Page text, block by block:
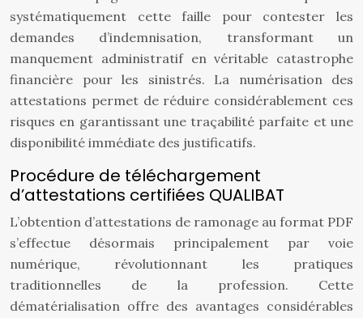
systématiquement cette faille pour contester les
demandes d’indemnisation, transformant un
manquement administratif en véritable catastrophe
financière pour les sinistrés. La numérisation des
attestations permet de réduire considérablement ces
risques en garantissant une traçabilité parfaite et une
disponibilité immédiate des justificatifs.
Procédure de téléchargement
d’attestations certifiées QUALIBAT
L’obtention d’attestations de ramonage au format PDF
s’effectue désormais principalement par voie
numérique, révolutionnant les pratiques
traditionnelles de la profession. Cette
dématérialisation offre des avantages considérables